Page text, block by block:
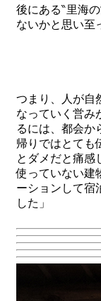
後にある‶里海
ないかと思い至
つまり、人が自
なっていく営み
るには、都会か
帰りではとても
とダメだと痛感
使っていない建
ーションして宿
した」